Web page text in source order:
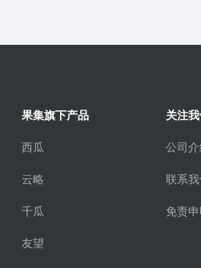
果集旗下产品
西瓜
云略
千瓜
友望
关注
公司
联系
免责